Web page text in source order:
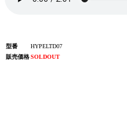
型番
HYPELTD07
販売価格SOLDOUT